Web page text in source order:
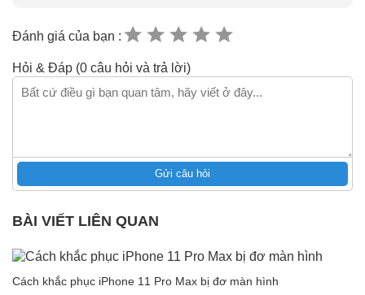
Đánh giá của bạn :
Hỏi & Đáp (0 câu hỏi và trả lời)
Gửi câu hỏi
BÀI VIẾT LIÊN QUAN
Cách khắc phục iPhone 11 Pro Max bị đơ màn hình